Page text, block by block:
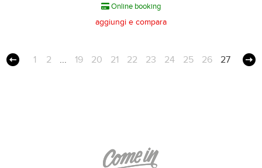
Online booking
aggiungi e compara
1 2 ... 19 20 21 22 23 24 25 26 27